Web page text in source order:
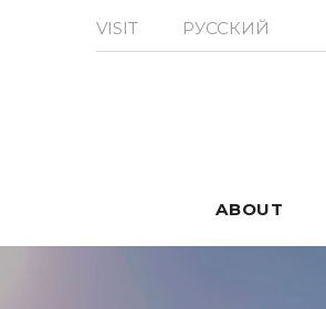
VISIT РУССКИЙ
ABOUT